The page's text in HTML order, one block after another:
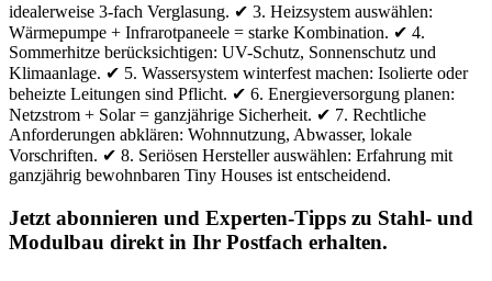
idealerweise 3-fach Verglasung. ✔ 3. Heizsystem auswählen:
Wärmepumpe + Infrarotpaneele = starke Kombination. ✔ 4.
Sommerhitze berücksichtigen: UV-Schutz, Sonnenschutz und
Klimaanlage. ✔ 5. Wassersystem winterfest machen: Isolierte oder
beheizte Leitungen sind Pflicht. ✔ 6. Energieversorgung planen:
Netzstrom + Solar = ganzjährige Sicherheit. ✔ 7. Rechtliche
Anforderungen abklären: Wohnnutzung, Abwasser, lokale
Vorschriften. ✔ 8. Seriösen Hersteller auswählen: Erfahrung mit
ganzjährig bewohnbaren Tiny Houses ist entscheidend.
Jetzt abonnieren und Experten-Tipps zu Stahl- und
Modulbau direkt in Ihr Postfach erhalten.